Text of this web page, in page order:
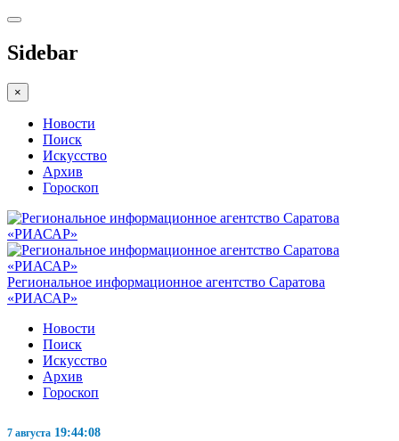
Sidebar
×
Новости
Поиск
Искусство
Архив
Гороскоп
Региональное информационное агентство Саратова
«РИАСАР»
Новости
Поиск
Искусство
Архив
Гороскоп
7 августа 19:44:08